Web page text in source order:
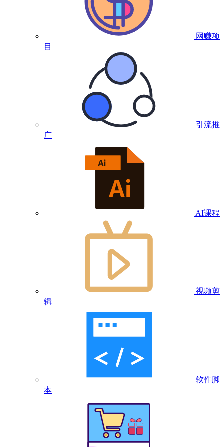
网赚项
目
引流推
广
AI课程
视频剪
辑
软件脚
本